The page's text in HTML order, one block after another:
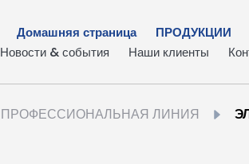
Домашняя страница ПРОДУКЦИИ
Новости & события
Наши клиенты
ПРОФЕССИОНАЛЬНАЯ ЛИНИЯ